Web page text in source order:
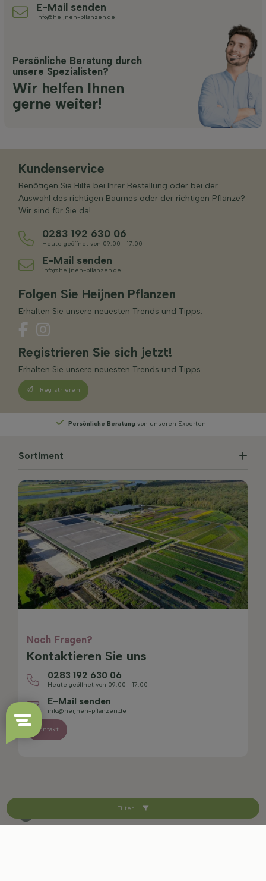
Filter
E-Mail senden
info@heijnen-pflanzen.de
Persönliche Beratung durch
unsere Spezialisten?
Wir helfen Ihnen
gerne weiter!
Kundenservice
Benötigen Sie Hilfe bei Ihrer Bestellung oder bei der
Auswahl des richtigen Baumes oder der richtigen Pflanze?
Wir sind für Sie da!
0283 192 630 06
Heute geöffnet von 09:00 - 17:00
E-Mail senden
info@heijnen-pflanzen.de
Folgen Sie Heijnen Pflanzen
Erhalten Sie unsere neuesten Trends und Tipps.
Registrieren Sie sich jetzt!
Erhalten Sie unsere neuesten Trends und Tipps.
Registrieren
Persönliche Beratung von unseren Experten
Sortiment
Noch Fragen?
Kontaktieren Sie uns
0283 192 630 06
Heute geöffnet von 09:00 - 17:00
E-Mail senden
info@heijnen-pflanzen.de
Kontakt
4.4/5